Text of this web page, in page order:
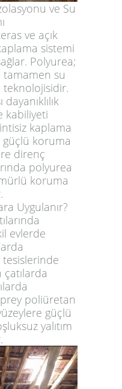
ve Su
ve açık
sistemi
Polyurea;
tamamen su
teknolojisidir.
dayanıklılık
kabiliyeti
kaplama
güçlü koruma
direnç
polyurea
koruma
Uygulanır?
evlerde
tesislerinde
poliüretan
güçlü
yalıtım